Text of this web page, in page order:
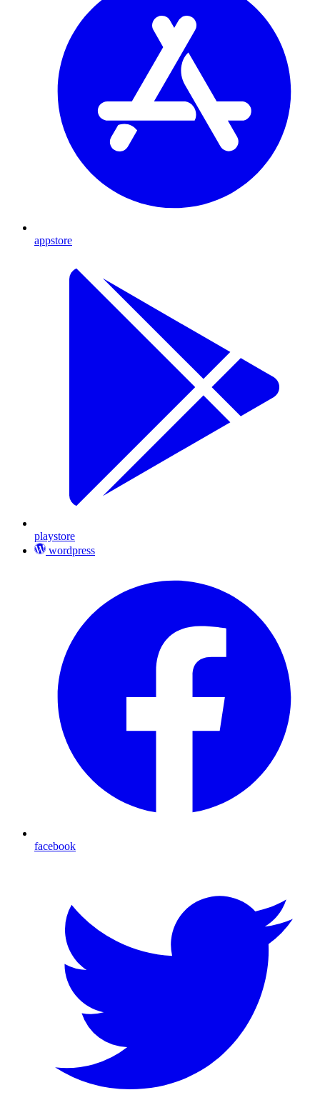
appstore
playstore
wordpress
facebook